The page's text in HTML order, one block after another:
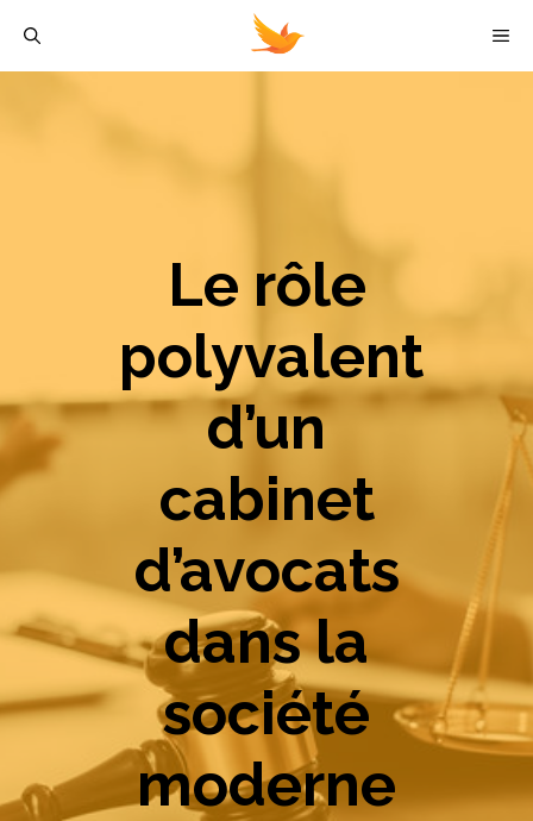
Le rôle
polyvalent
d’un
cabinet
d’avocats
dans la
société
moderne